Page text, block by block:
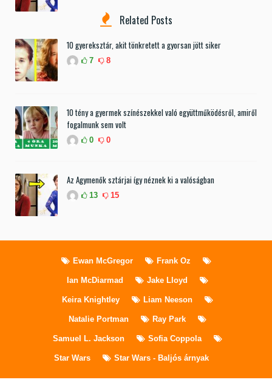
Related Posts
10 gyereksztár, akit tönkretett a gyorsan jött siker
7 8
10 tény a gyermek színészekkel való együttműködésről, amiről
fogalmunk sem volt
0 0
Az Agymenők sztárjai így néznek ki a valóságban
13 15
Ewan McGregor Frank Oz
Ian McDiarmad Jake Lloyd
Keira Knightley Liam Neeson
Natalie Portman Ray Park
Samuel L. Jackson Sofia Coppola
Star Wars Star Wars - Baljós árnyak